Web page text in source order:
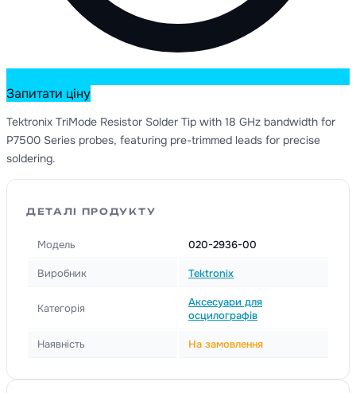
Запитати ціну
Tektronix TriMode Resistor Solder Tip with 18 GHz bandwidth for
P7500 Series probes, featuring pre-trimmed leads for precise
soldering.
ДЕТАЛІ ПРОДУКТУ
Модель 020-2936-00
Виробник Tektronix
Категорія
Аксесуари для
осцилографів
Наявність На замовлення